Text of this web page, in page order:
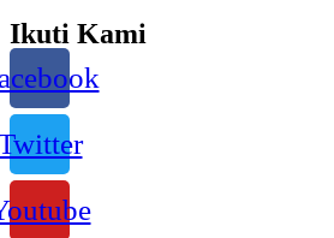
Ikuti Kami